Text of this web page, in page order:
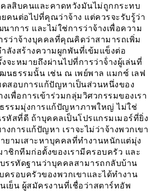
ลสิบคนและคาดหวังมันไม่ถูกกระทบ
คนต่อไปที่คุณว่าจ้าง แต่ควรจะรับรู้ว่า
าการ และไม่ใช่การว่าจ้างเพื่อความ
รว่าจ้างบุคคลที่คุณคิดว่าสามารถเพิ่ม
งสร้างความผูกพันที่เข้มแข็งต่อ
จะหมายถึงผ่านไปที่การว่าจ้่างผู้เล่นที่
นธรรมนั้น เช่น ณ เพย์พาล แมกซ์ เลฟ
ดสอบการแก้ปัญหาเป็นส่วนหนึ่งของ
เพื่อการเข้าร่วมกลุ่มวิศวกรรมของเรา
รรมมุ่งการแก้ปัญหาภาพใหญ่ ไม่ใช่
รหัสที่ดี ถ้าบุคคลเป็นโปรแกรมเมอร์ที่ยิ่ง
การแก้ปัญหา เราจะไม่ว่าจ้างพวกเขา
ยามเสาะหาบุคคลที่ทำงานหนักแต่มุ่ง
ชิกทีมก่อตั้งของเรามีครอบครัว และ
บรรทัดฐานว่าบุคคลสามารถกลับบ้าน
ครอบครัวของพวกเขาและได้ทำงาน
เย็น ผู้สมัครงานที่เชื่อว่าสตาร์ทอัพ